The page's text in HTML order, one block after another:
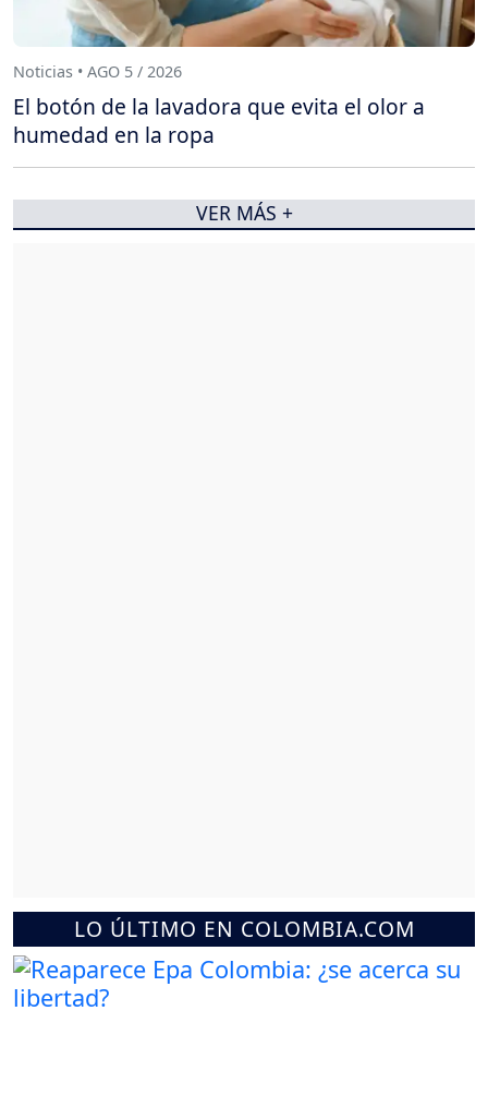
LO ÚLTIMO EN COLOMBIA.COM
Noticias • AGO 5 / 2026
El botón de la lavadora que evita el olor a
humedad en la ropa
VER MÁS +